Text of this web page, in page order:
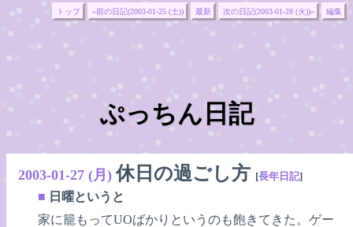
トップ «前の日記(2003-01-25 (土)) 最新 次の日記(2003-01-28 (火))» 編集
ぷっちん日記
2003-01-27 (月) 休日の過ごし方 [長年日記]
■ 日曜というと
家に籠もってUOばかりというのも飽きてきた。ゲー